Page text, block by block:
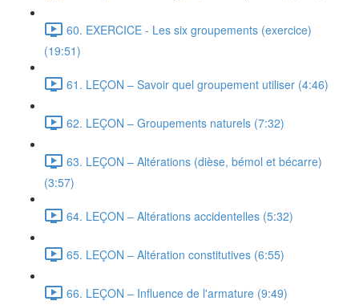
60. EXERCICE - Les six groupements (exercice)
(19:51)
61. LEÇON – Savoir quel groupement utiliser (4:46)
62. LEÇON – Groupements naturels (7:32)
63. LEÇON – Altérations (dièse, bémol et bécarre)
(3:57)
64. LEÇON – Altérations accidentelles (5:32)
65. LEÇON – Altération constitutives (6:55)
66. LEÇON – Influence de l'armature (9:49)